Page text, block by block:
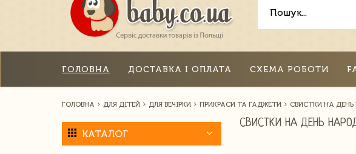
ГОЛОВНА ДОСТАВКА І ОПЛАТА СХЕМА РОБОТИ
ГОЛОВНА ДЛЯ ДІТЕЙ ДЛЯ ВЕЧІРКИ ПРИКРАСИ ТА ГАДЖЕТИ СВИСТКИ НА
КАТАЛОГ
СВИСТКИ НА ДЕНЬ